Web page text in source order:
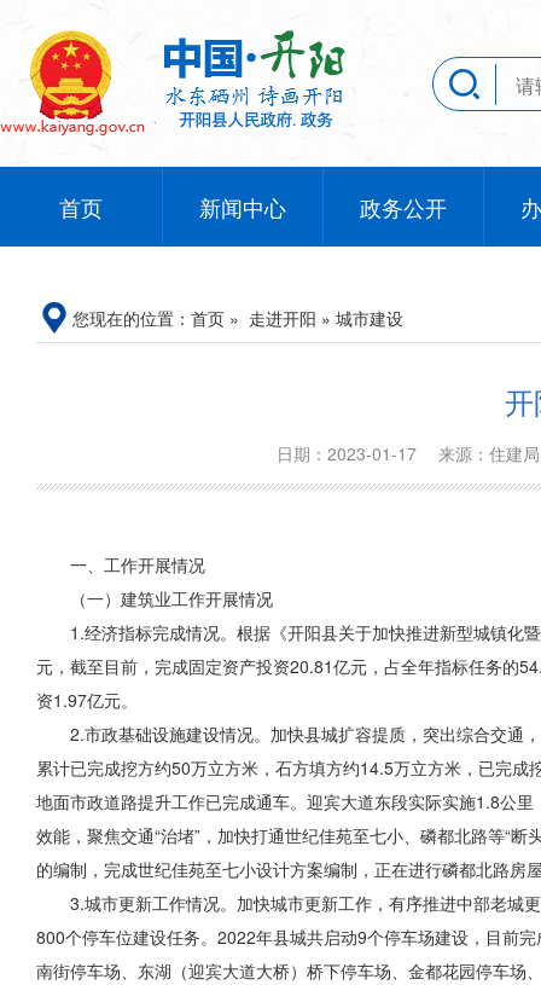
首页 新闻中心 政务公开
您现在的位置： 首页 » 走进开阳 » 城市建设
日期：2023-01-17 来源：住
一、工作开展情况
（一）建筑业工作开展情况
1.经济指标完成情况。根据《开阳县关于加快推进新型城镇化
元，截至目前，完成固定资产投资20.81亿元，占全年指标任务的
资1.97亿元。
2.市政基础设施建设情况。加快县城扩容提质，突出综合交通
累计已完成挖方约50万立方米，石方填方约14.5万立方米，已完
地面市政道路提升工作已完成通车。迎宾大道东段实际实施1.8公
效能，聚焦交通“治堵”，加快打通世纪佳苑至七小、磷都北路等“
的编制，完成世纪佳苑至七小设计方案编制，正在进行磷都北路
3.城市更新工作情况。加快城市更新工作，有序推进中部老城
800个停车位建设任务。2022年县城共启动9个停车场建设，目前
南街停车场、东湖（迎宾大道大桥）桥下停车场、金都花园停车